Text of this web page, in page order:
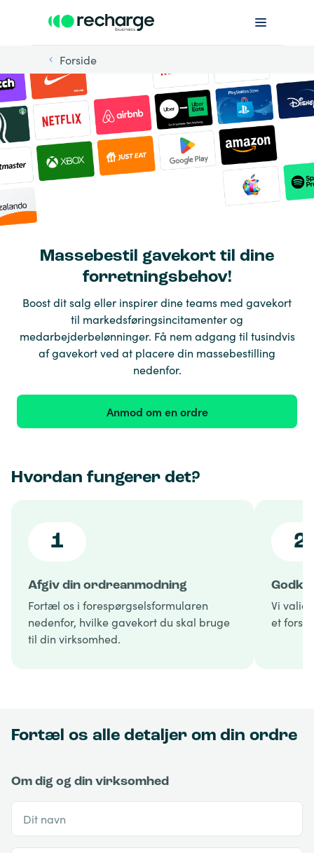
Forside
Massebestil gavekort til dine
forretningsbehov!
Boost dit salg eller inspirer dine teams med gavekort
til markedsføringsincitamenter og
medarbejderbelønninger. Få nem adgang til tusindvis
af gavekort ved at placere din massebestilling
nedenfor.
Anmod om en ordre
Hvordan fungerer det?
1
Afgiv din ordreanmodning
Fortæl os i forespørgselsformularen
nedenfor, hvilke gavekort du skal bruge
til din virksomhed.
2
Vi
et
Fortæl os alle detaljer om din ordre
Om dig og din virksomhed
Dit navn